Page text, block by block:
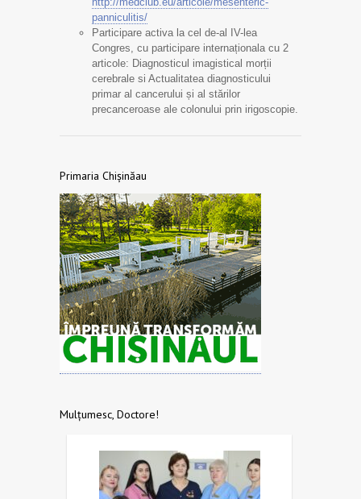
panniculitis/
Participare activa la cel de-al IV-lea
Congres, cu participare internaționala cu 2
articole: Diagnosticul imagistical morții
cerebrale si Actualitatea diagnosticului
primar al cancerului și al stărilor
precanceroase ale colonului prin irigoscopie.
Primaria Chișinăau
Mulțumesc, Doctore!